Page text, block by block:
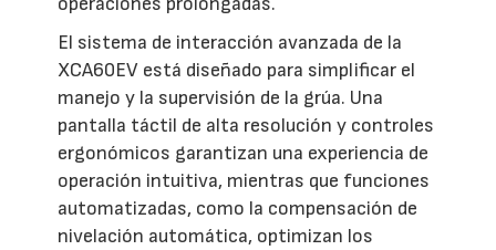
El sistema de interacción avanzada de la
XCA60EV está diseñado para simplificar el
manejo y la supervisión de la grúa. Una
pantalla táctil de alta resolución y controles
ergonómicos garantizan una experiencia de
operación intuitiva, mientras que funciones
automatizadas, como la compensación de
nivelación automática, optimizan los